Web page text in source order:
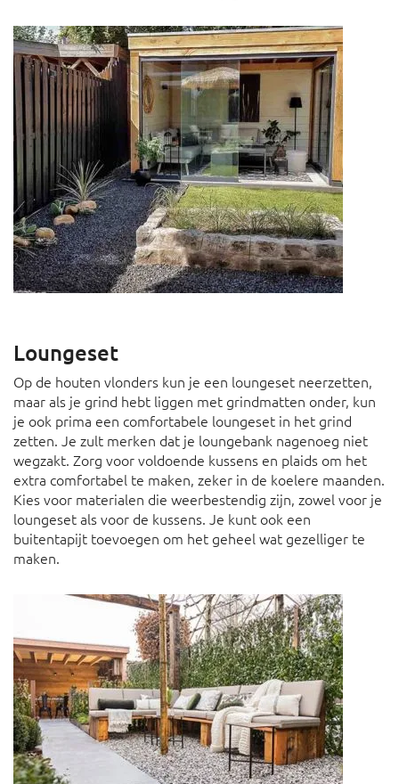
Loungeset
Op de houten vlonders kun je een loungeset neerzetten,
maar als je grind hebt liggen met grindmatten onder, kun
je ook prima een comfortabele loungeset in het grind
zetten. Je zult merken dat je loungebank nagenoeg niet
wegzakt. Zorg voor voldoende kussens en plaids om het
extra comfortabel te maken, zeker in de koelere maanden.
Kies voor materialen die weerbestendig zijn, zowel voor je
loungeset als voor de kussens. Je kunt ook een
buitentapijt toevoegen om het geheel wat gezelliger te
maken.